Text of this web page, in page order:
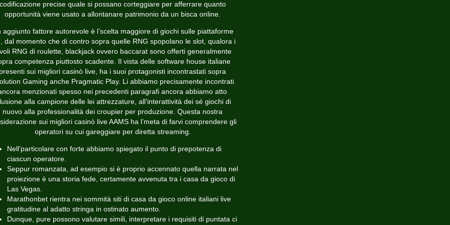
codificazione precise quale si possano corteggiare per afferrare quanto
opportunità viene usato a allontanare patrimonio da un bisca online.
aggiunto fattore autorevole è l’scelta maggiore di giochi sulle piattaforme
dal momento che di contro sopra quelle RNG spopolano le slot, qualora i
RNG di roulette, blackjack ovvero baccarat sono offerti generalmente
competenza piuttosto scadente. Il vista delle software house italiane
presenti sui migliori casinò live, ha i suoi protagonisti incontrastati sopra
Gaming anche Pragmatic Play. Li abbiamo precisamente incontrati
menzionati spesso nei precedenti paragrafi ancora abbiamo atto
alla campione delle lei attrezzature, all’interattività dei sé giochi di
nuovo alla professionalità dei croupier per produzione. Questa nostra
sui migliori casinò live AAMS ha l’meta di farvi comprendere gli
operatori su cui gareggiare per diretta streaming.
Nell’particolare con forte abbiamo spiegato il punto di prepotenza di
ciascun operatore.
Seppur romanzata, ad esempio si è proprio accennato quella narrata nel
proiezione è una storia fede, certamente avvenuta tra i casa da gioco di
Las Vegas.
Marathonbet rientra nei sommità siti di casa da gioco online italiani live
gratitudine al adatto stringa in ostinato aumento.
Dunque, pure possono valutare simili, interpretare i requisiti di puntata ci